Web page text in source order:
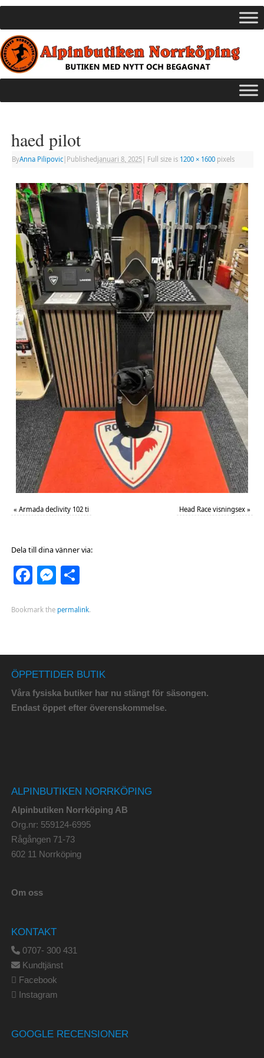
haed pilot
ByAnna Pilipovic| Published januari 8, 2025| Full size is 1200 × 1600pixels
« Armada declivity 102 ti Head Race visningsex »
Dela till dina vänner via:
Facebook
Messenger
Dela
Bookmark the permalink.
ÖPPETTIDER BUTIK
Våra fysiska butiker har nu stängt för säsongen.
Endast öppet efter överenskommelse.
ALPINBUTIKEN NORRKÖPING
Alpinbutiken Norrköping AB
Org.nr: 559124-6995
Rågången 71-73
602 11 Norrköping
Om oss
KONTAKT
0707- 300 431
Kundtjänst
Facebook
Instagram
GOOGLE RECENSIONER